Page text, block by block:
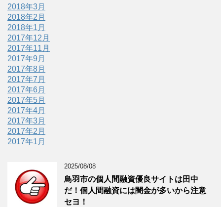
2018年3月
2018年2月
2018年1月
2017年12月
2017年11月
2017年9月
2017年8月
2017年7月
2017年6月
2017年5月
2017年4月
2017年3月
2017年2月
2017年1月
2025/08/08
鳥羽市の個人間融資優良サイトは田中
だ！個人間融資には闇金が多いから注意
セヨ！